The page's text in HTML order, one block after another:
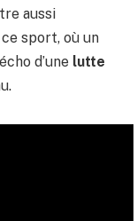
aussi
sport, où un
d’une lutte